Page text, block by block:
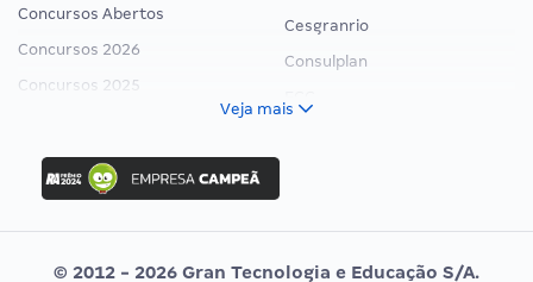
Concursos Abertos
Concursos 2026
Concursos 2025
Concurso Ibama
Concurso MPU
Editais publicados
Cesgranrio
Consulplan
Vunesp
Veja mais
© 2012 - 2026 Gran Tecnologia e Educação S/A.